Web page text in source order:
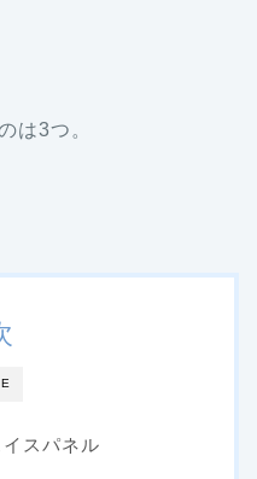
は3つ。
スパネル